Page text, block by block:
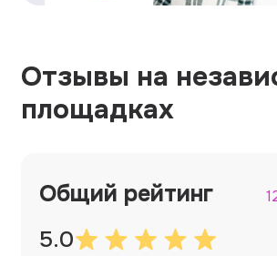
Отзывы на
площадках
Общий рейтинг
5.0